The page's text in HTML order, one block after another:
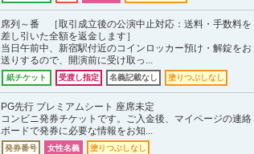
席列～番 ［取引成立後の公演中止対応：送料・手数料を
差し引いた全額を返金します］
当日午前中、新宿駅付近のコインロッカー預け・解錠をお
送りするので、開演前に受け取っ...
紙チケット 受渡し指定 名義記載なし 塗りつぶしなし
PG先行 プレミアムシート 座席未定
コンビニ発券チケットです。ご入金後、マイページの連絡
ボードで発券に必要な情報をお知...
発券番号 女性名義 塗りつぶしなし